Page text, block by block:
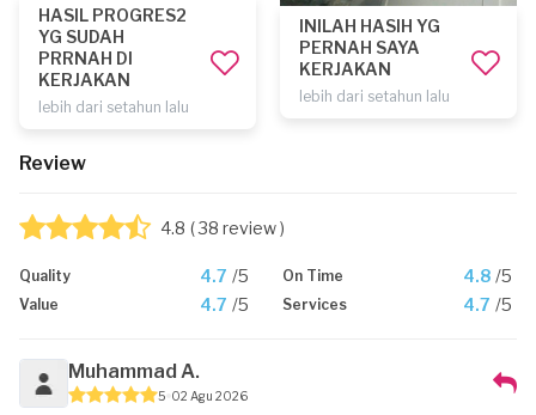
HASIL PROGRES2
YG SUDAH
PRRNAH DI
KERJAKAN
lebih dari setahun lalu
INILAH HASIH YG
PERNAH SAYA
KERJAKAN
lebih dari setahun lalu
Review
4.8 ( 38 review )
Quality 4.7 /5 On Time 4.8 /5
Value 4.7 /5 Services 4.7 /5
Muhammad A.
5 02 Agu 2026